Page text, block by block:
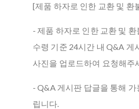
[제품 하자로 인한 교환 및 환
- 제품 하자로 인한 교환 및
수령 기준 24시간 내 Q&A 게
사진을 업로드하여 요청해주
- Q&A 게시판 답글을 통해
립니다.